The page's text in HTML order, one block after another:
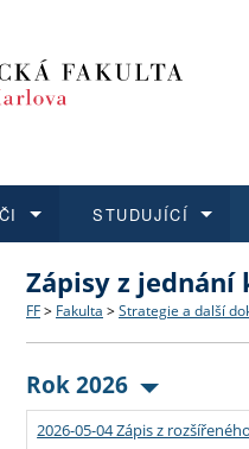
Struktura a historie
Strategie a další
Podpora a benefity pro
Co studovat a jak se
Učitelské studijní
Informace k průběhu
STUDUJÍCÍ
Bakalářské a magisterské
Doktorské studium
Rigorózní řízení
O vědě a výzkumu na FF
Akademické kvalifikace
Granty a projekty
Aktuální nabídky a
Vyjíždějící studenti
Přijíždějící studenti
Zápisy z jednání
FF > Fakulta > Strategie a další
Rok 2026
2026-05-04 Zápis z